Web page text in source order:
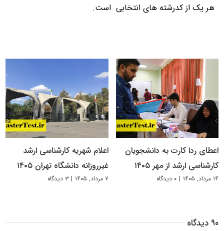
هر یک از کدرشته های انتخابی است.
اعطای ردا کارت به دانشجویان
کارشناسی ارشد از مهر ۱۴۰۵
۱۴ مرداد, ۱۴۰۵ | ۰ دیدگاه
اعلام شهریه کارشناسی ارشد
غیرروزانه دانشگاه تهران ۱۴۰۵
۷ مرداد, ۱۴۰۵ | ۳ دیدگاه
۹۰ دیدگاه